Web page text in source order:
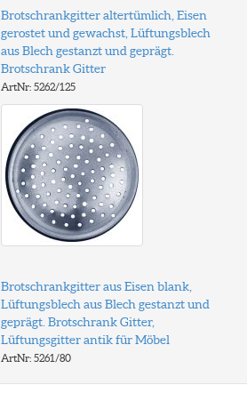
Brotschrankgitter altertümlich, Eisen
gerostet und gewachst, Lüftungsblech
aus Blech gestanzt und geprägt.
Brotschrank Gitter
ArtNr: 5262/125
Brotschrankgitter aus Eisen blank,
Lüftungsblech aus Blech gestanzt und
geprägt. Brotschrank Gitter,
Lüftungsgitter antik für Möbel
ArtNr: 5261/80